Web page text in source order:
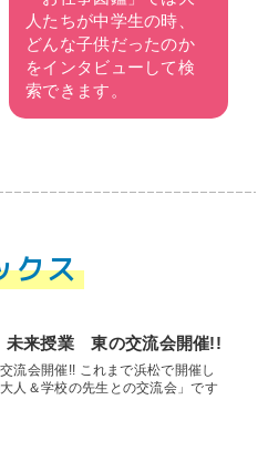
人たちが中学生の時、
どんな子供だったのか
をインタビューして検
索できます。
クス
未来授業 東の交流会開催!!
流会開催!! これまで浜松で開催し
人＆学校の先生との交流会」です